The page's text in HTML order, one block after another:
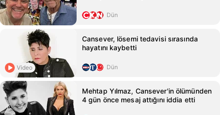
Dün
Video
Cansever, lösemi tedavisi sırasında
hayatını kaybetti
Dün
Mehtap Yılmaz, Cansever'in ölümünden
4 gün önce mesaj attığını iddia etti